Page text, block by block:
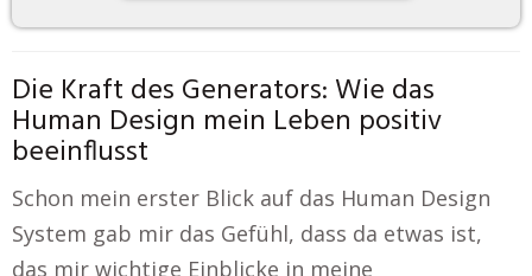
Die Kraft des Generators: Wie das
Human Design mein Leben positiv
beeinflusst
Schon mein erster Blick auf das Human Design
System gab mir das Gefühl, dass da etwas ist,
das mir wichtige Einblicke in meine